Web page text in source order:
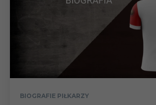
BIOGRAFIE PIŁKARZY